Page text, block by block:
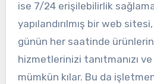
ise 7/24 erişilebilirlik
yapılandırılmış bir web
günün her saatinde
hizmetlerinizi tanıtmanızı ve
mümkün kılar. Bu da